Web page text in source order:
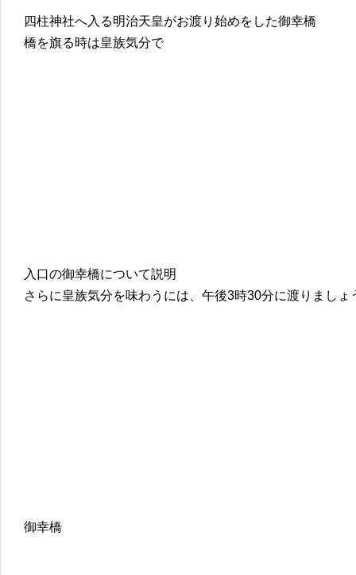
四柱神社へ入る明治天皇がお渡り始めをした御幸橋
橋を旗る時は皇族気分で
入口の御幸橋について説明
さらに皇族気分を味わうには、午後3時30分に渡りましょ
御幸橋